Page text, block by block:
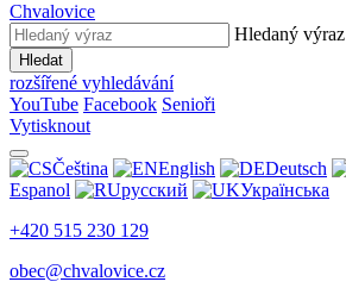
Chvalovice
Hledaný výraz
Hledat
rozšířené vyhledávání
YouTube Facebook Senioři
Vytisknout
Čeština English Deutsch
Espanol
русский
Українська
+420 515 230 129
obec@chvalovice.cz